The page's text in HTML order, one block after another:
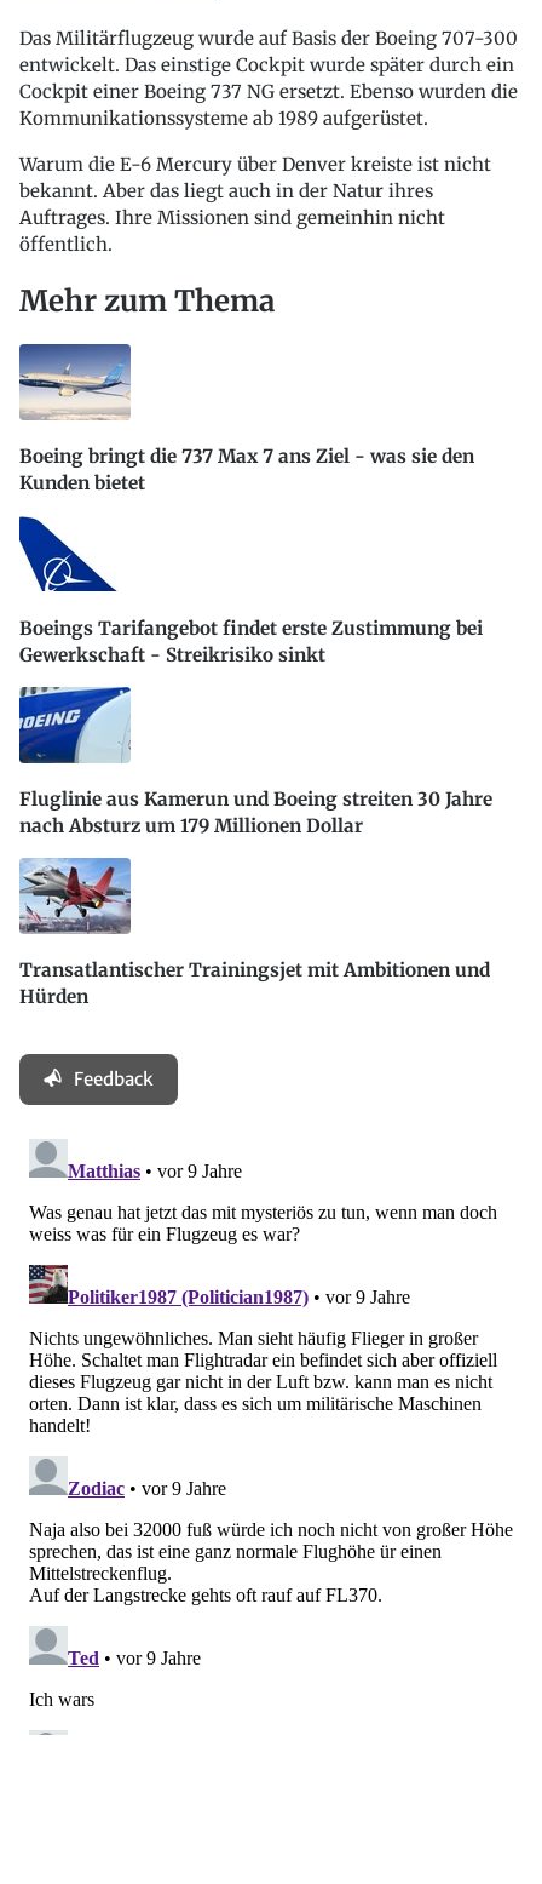
Das Militärflugzeug wurde auf Basis der Boeing 707-300
entwickelt. Das einstige Cockpit wurde später durch ein
Cockpit einer Boeing 737 NG ersetzt. Ebenso wurden die
Kommunikationssysteme ab 1989 aufgerüstet.
Warum die E-6 Mercury über Denver kreiste ist nicht
bekannt. Aber das liegt auch in der Natur ihres
Auftrages. Ihre Missionen sind gemeinhin nicht
öffentlich.
Mehr zum Thema
Boeing bringt die 737 Max 7 ans Ziel - was sie den
Kunden bietet
Boeings Tarifangebot findet erste Zustimmung bei
Gewerkschaft - Streikrisiko sinkt
Fluglinie aus Kamerun und Boeing streiten 30 Jahre
nach Absturz um 179 Millionen Dollar
Transatlantischer Trainingsjet mit Ambitionen und
Hürden
Feedback